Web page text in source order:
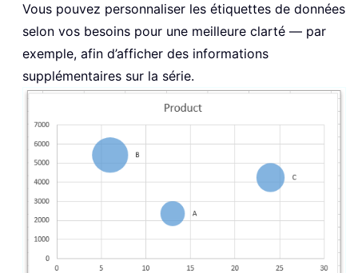
Vous pouvez personnaliser les étiquettes de données
selon vos besoins pour une meilleure clarté — par
exemple, afin d’afficher des informations
supplémentaires sur la série.